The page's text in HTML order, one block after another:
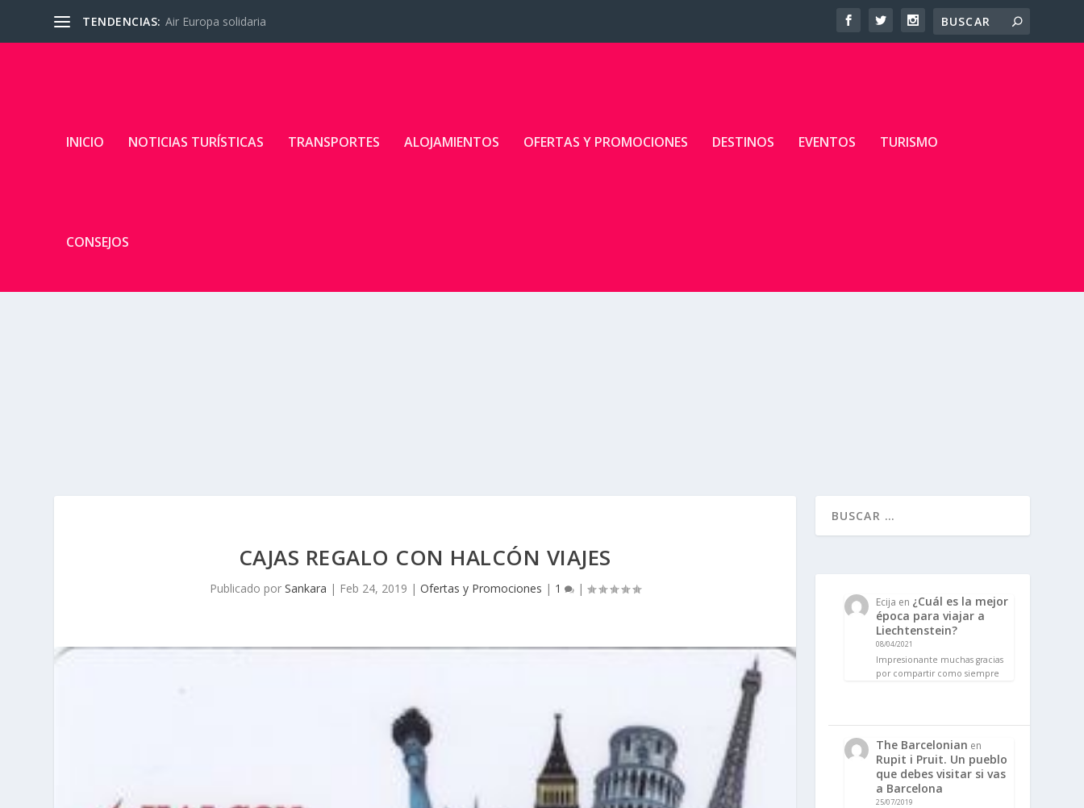
TENDENCIAS: Air Europa solidaria
INICIO NOTICIAS TURÍSTICAS TRANSPORTES ALOJAMIENTOS OFERTAS Y PROMOCIONES DESTINOS EVENTOS TURISMO
CONSEJOS
CAJAS REGALO CON HALCÓN VIAJES
Publicado por Sankara | Feb 24, 2019 | Ofertas y Promociones | 1 |
Ecija en ¿Cuál es la mejor
época para viajar a
Liechtenstein?
08/04/2021
Impresionante muchas gracias
por compartir como siempre
The Barcelonian en
Rupit i Pruit. Un pueblo
que debes visitar si vas
a Barcelona
25/07/2019